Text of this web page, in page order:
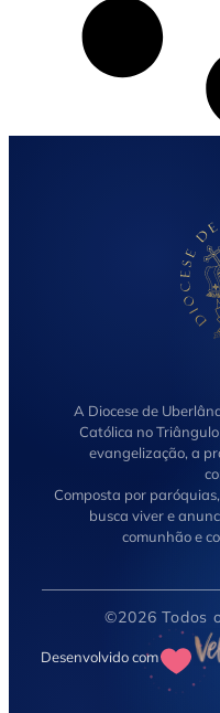
A Diocese de
Católica no
evangelização, a
Composta por
busca viver e
comunhão e
©2026 Todos
Desenvolvido com